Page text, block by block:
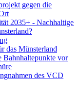
gegen die
2035+ - Nachhaltige
das Münsterland
Bahnhaltepunkte vor
des VCD